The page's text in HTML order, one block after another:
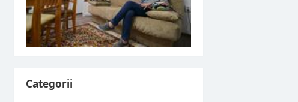
Categorii